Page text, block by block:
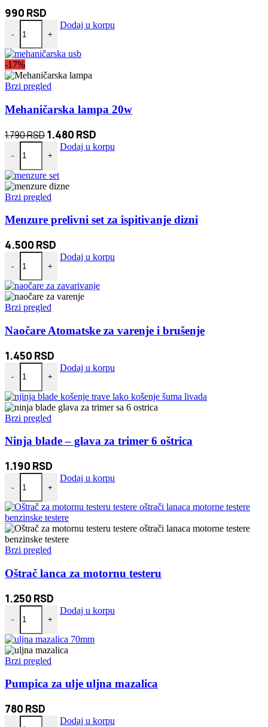
990 RSD
-
Laserska libela 3u1 količina
+
Dodaj u korpu
-17%
Brzi pregled
Mehaničarska lampa 20w
1.790RSDOriginalna
cena
je
bila:
1.790 RSD.
1.480 RSD
cena
-
Mehaničarska lampa 20w količina
+
Dodaj u korpu
Brzi pregled
Menzure prelivni set za ispitivanje dizni
4.500 RSD
-
Menzure prelivni set za ispitivanje dizni količina
+
Dodaj u korpu
Brzi pregled
Naočare Atomatske za varenje i brušenje
1.450 RSD
-
Naočare Atomatske za varenje i brušenje količina
+
Dodaj u korpu
Brzi pregled
Ninja blade – glava za trimer 6 oštrica
1.190 RSD
-
Ninja blade – glava za trimer 6 oštrica količina
+
Dodaj u korpu
Brzi pregled
Oštrač lanca za motornu testeru
1.250 RSD
-
Oštrač lanca za motornu testeru količina
+
Dodaj u korpu
Brzi pregled
Pumpica za ulje uljna mazalica
780 RSD
Pumpica za ulje uljna mazalica količina
Dodaj u korpu